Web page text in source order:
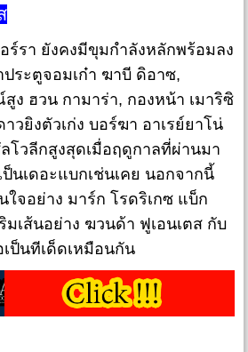
ยังคงมีขุมกำลังหลักพร้อมลง
ระตูจอมเก๋า ฆาบี ดิอาซ,
ง ฮวน กามาร่า, กองหน้า เมาริซิ
วยิงตัวเก่ง บอร์ฆา อาเรย์ยาโน่
โวลีกสูงสุดเมื่อฤดูกาลที่ผ่านมา
นเดอะแบกเช่นเคย นอกจากนี้
จอย่าง มาร์ก โรดริเกซ แบ็ก
เส้นอย่าง ฆวนด้า ฟูเอนเตส กับ
ป็นทีเด็ดเหมือนกัน